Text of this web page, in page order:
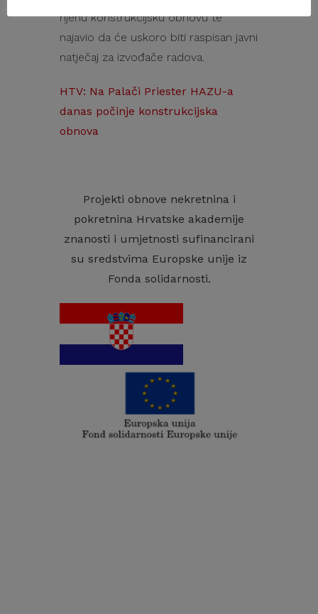
njenu konstrukcijsku obnovu te
najavio da će uskoro biti raspisan javni
natječaj za izvođače radova.
HTV: Na Palači Priester HAZU-a
danas počinje konstrukcijska
obnova
Projekti obnove nekretnina i
pokretnina Hrvatske akademije
znanosti i umjetnosti sufinancirani
su sredstvima Europske unije iz
Fonda solidarnosti.